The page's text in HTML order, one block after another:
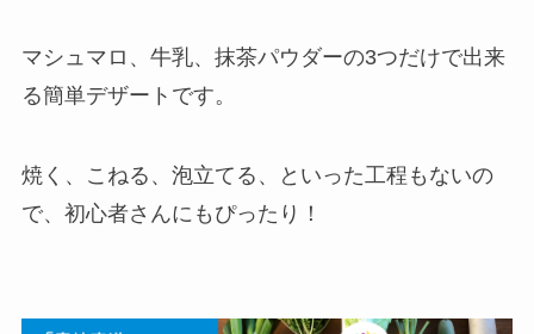
マシュマロ、牛乳、抹茶パウダーの3つだけで出来
る簡単デザートです。
焼く、こねる、泡立てる、といった工程もないの
で、初心者さんにもぴったり！